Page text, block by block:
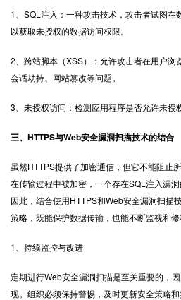
1、SQL注入：一种攻击技术，攻击者试图在
以获取未授权的数据访问权限。
2、跨站脚本（XSS）：允许攻击者在用户浏
会话劫持、网站篡改等问题。
3、未授权访问：检测应用程序是否允许未授
三、HTTPS与Web安全漏洞扫描技术的结合
虽然HTTPS提供了加密通信，但它不能阻止
在传输过程中被加密，一个存在SQL注入漏洞
因此，结合使用HTTPS和Web安全漏洞扫描
策略，既能保护数据传输，也能不断监视和修
1、持续监控与改进
定期进行Web安全漏洞扫描是至关重要的，
现。组织必须保持警惕，及时更新安全策略